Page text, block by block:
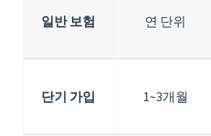
일반 보험 연 단위
단기 가입 1~3개월